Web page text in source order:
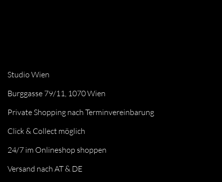
Studio Wien
Burggasse 79/11, 1070 Wien
Private Shopping nach Terminvereinbarung
Click & Collect möglich
24/7 im Onlineshop shoppen
Versand nach AT & DE